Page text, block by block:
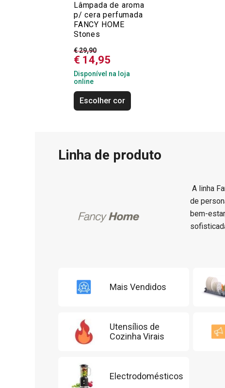
Lâmpada de aroma
p/ cera perfumada
FANCY HOME
Stones
€ 29,90
€ 14,95
Disponível na loja
online
Escolher cor
Linha de produto
A linha
de
bem-
Mais Vendidos
Utensílios de
Cozinha Virais
Electrodomésticos